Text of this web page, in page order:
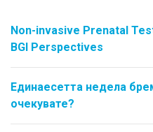
Non-invasive Prenatal
BGI Perspectives
Единаесетта недела
очекувате?